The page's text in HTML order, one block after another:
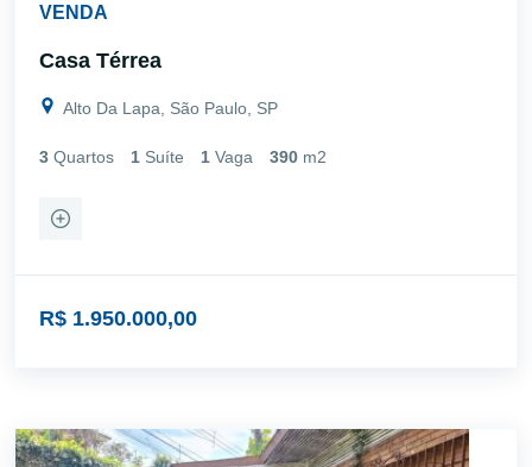
VENDA
Casa Térrea
Alto Da Lapa, São Paulo, SP
3 Quartos 1 Suíte 1 Vaga 390 m2
R$ 1.950.000,00